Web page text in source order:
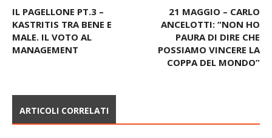
IL PAGELLONE PT.3 –
KASTRITIS TRA BENE E
MALE. IL VOTO AL
MANAGEMENT
21 MAGGIO – CARLO
ANCELOTTI: “NON HO
PAURA DI DIRE CHE
POSSIAMO VINCERE LA
COPPA DEL MONDO”
ARTICOLI CORRELATI